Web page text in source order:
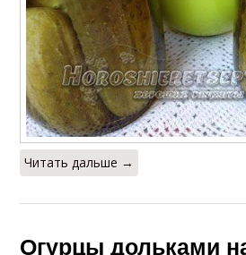
Читать дальше →
Огурцы дольками